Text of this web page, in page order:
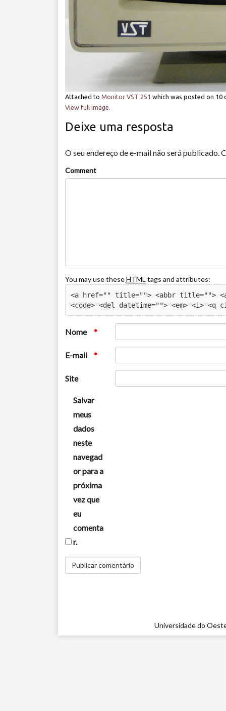
Attached to Monitor VST 251 which was posted on 10
View full image.
Deixe uma resposta
O seu endereço de e-mail não será publicado.
Comment
You may use theseHTML tags and attributes:
<a href="" title=""> <abbr title="">
<code> <del datetime=""> <em> <i>
Nome *
E-mail *
Site
Salvar
meus
dados
neste
navegad
or para a
próxima
vez que
eu
comenta
r.
Universidade do